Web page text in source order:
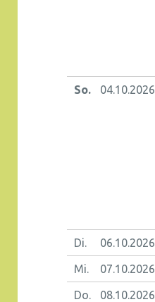
So. 04.10.2026
Di. 06.10.2026
Mi. 07.10.2026
Do. 08.10.2026